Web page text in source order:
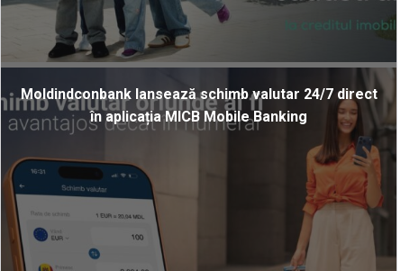
Moldindconbank lansează schimb valutar 24/7 direct
în aplicația MICB Mobile Banking